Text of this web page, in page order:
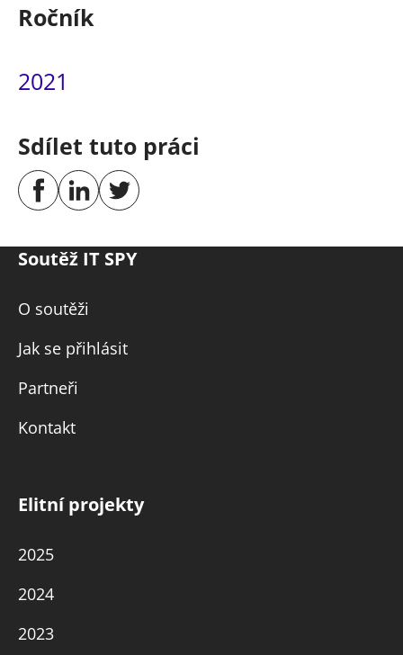
Ročník
2021
Sdílet tuto práci
Soutěž IT SPY
O soutěži
Jak se přihlásit
Partneři
Kontakt
Elitní projekty
2025
2024
2023